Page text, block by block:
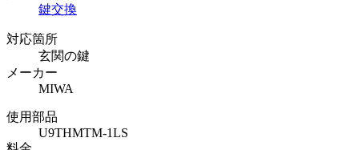
鍵交換
対応箇所
玄関の鍵
メーカー
MIWA
使用部品
U9THMTM-1LS